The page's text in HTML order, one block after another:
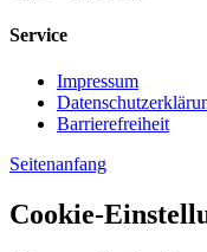
Service
Impressum
Barrierefreiheit
Seitenanfang
Cookie-